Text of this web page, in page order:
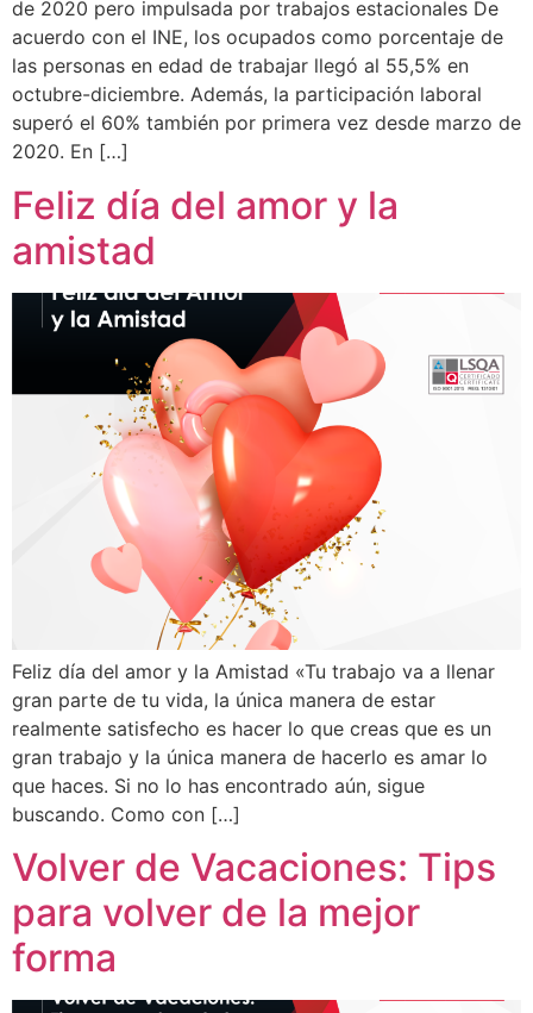
de 2020 pero impulsada por trabajos estacionales De
acuerdo con el INE, los ocupados como porcentaje de
las personas en edad de trabajar llegó al 55,5% en
octubre-diciembre. Además, la participación laboral
superó el 60% también por primera vez desde marzo de
2020. En […]
Feliz día del amor y la
amistad
Feliz día del amor y la Amistad «Tu trabajo va a llenar
gran parte de tu vida, la única manera de estar
realmente satisfecho es hacer lo que creas que es un
gran trabajo y la única manera de hacerlo es amar lo
que haces. Si no lo has encontrado aún, sigue
buscando. Como con […]
Volver de Vacaciones: Tips
para volver de la mejor
forma